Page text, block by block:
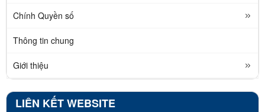
Chính Quyền số
Thông tin chung
Giới thiệu
LIÊN KẾT WEBSITE